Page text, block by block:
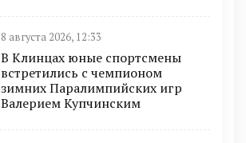
8 августа 2026, 12:33
В Клинцах юные спортсмены
встретились с чемпионом
зимних Паралимпийских игр
Валерием Купчинским